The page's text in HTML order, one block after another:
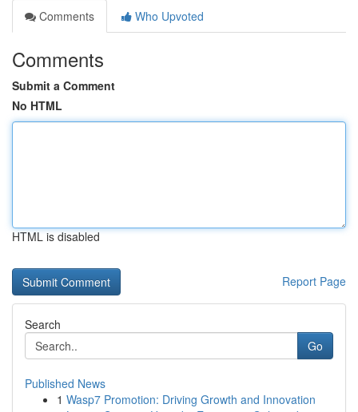
Comments
Who Upvoted
Comments
Submit a Comment
No HTML
HTML is disabled
Report Page
Search
Go
Published News
1 Wasp7 Promotion: Driving Growth and Innovation